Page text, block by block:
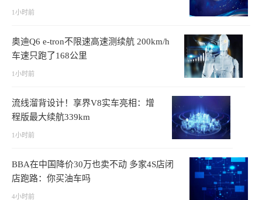
1小时前
奥迪Q6 e-tron不限速高速测续航 200km/h
车速只跑了168公里
1小时前
流线溜背设计！享界V8实车亮相：增
程版最大续航339km
1小时前
BBA在中国降价30万也卖不动 多家4S店闭
店跑路：你买油车吗
4小时前